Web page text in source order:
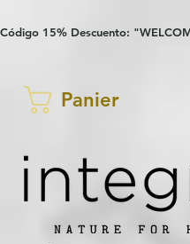
Código 15% Descuento:
Panier